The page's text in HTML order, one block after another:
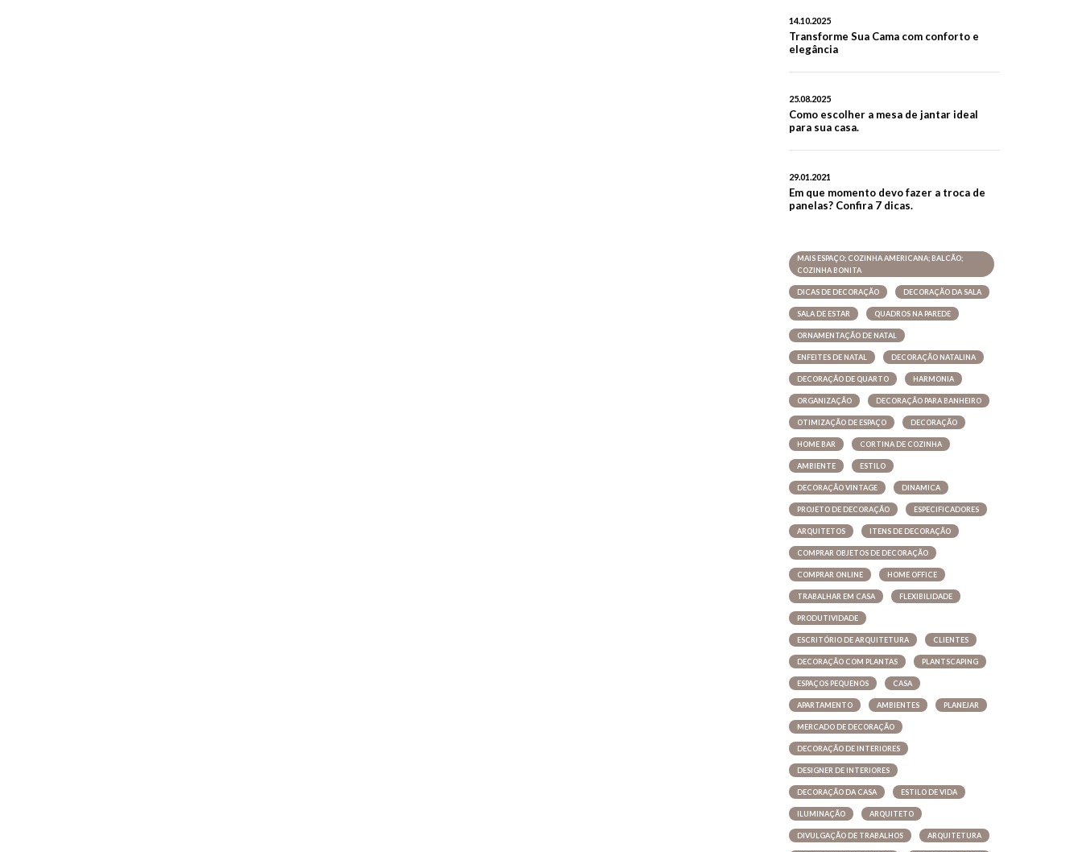
14.10.2025
Transforme Sua Cama com conforto e
elegância
25.08.2025
Como escolher a mesa de jantar ideal
para sua casa.
29.01.2021
Em que momento devo fazer a troca de
panelas? Confira 7 dicas.
MAIS ESPAÇO; COZINHA AMERICANA; BALCÃO;
COZINHA BONITA
DICAS DE DECORAÇÃO DECORAÇÃO DA SALA
SALA DE ESTAR QUADROS NA PAREDE
ORNAMENTAÇÃO DE NATAL
ENFEITES DE NATAL DECORAÇÃO NATALINA
DECORAÇÃO DE QUARTO HARMONIA
ORGANIZAÇÃO DECORAÇÃO PARA BANHEIRO
OTIMIZAÇÃO DE ESPAÇO DECORAÇÃO
HOME BAR CORTINA DE COZINHA
AMBIENTE ESTILO
DECORAÇÃO VINTAGE DINAMICA
PROJETO DE DECORAÇÃO ESPECIFICADORES
ARQUITETOS ITENS DE DECORAÇÃO
COMPRAR OBJETOS DE DECORAÇÃO
COMPRAR ONLINE HOME OFFICE
TRABALHAR EM CASA FLEXIBILIDADE
PRODUTIVIDADE
ESCRITÓRIO DE ARQUITETURA CLIENTES
DECORAÇÃO COM PLANTAS PLANTSCAPING
ESPAÇOS PEQUENOS CASA
APARTAMENTO AMBIENTES PLANEJAR
MERCADO DE DECORAÇÃO
DECORAÇÃO DE INTERIORES
DESIGNER DE INTERIORES
DECORAÇÃO DA CASA ESTILO DE VIDA
ILUMINAÇÃO ARQUITETO
DIVULGAÇÃO DE TRABALHOS ARQUITETURA